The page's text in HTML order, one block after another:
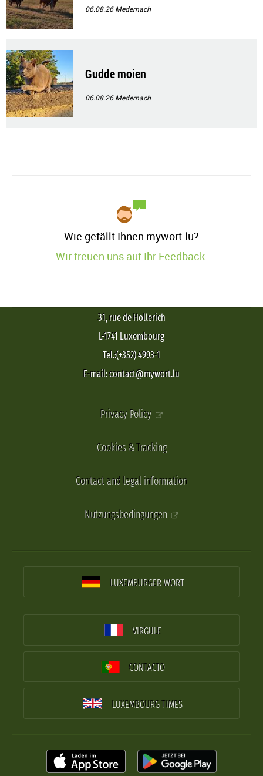
06.08.26Medernach
Gudde moien
06.08.26Medernach
Wie gefällt Ihnen mywort.lu?
Wir freuen uns auf Ihr Feedback.
31, rue de Hollerich
L-1741 Luxembourg
Tel.:(+352) 4993-1
E-mail: contact@mywort.lu
Privacy Policy
Cookies & Tracking
Contact and legal information
Nutzungsbedingungen
LUXEMBURGER WORT
VIRGULE
CONTACTO
LUXEMBOURG TIMES